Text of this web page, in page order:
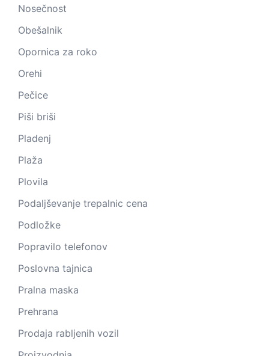
Nosečnost
Obešalnik
Opornica za roko
Orehi
Pečice
Piši briši
Pladenj
Plaža
Plovila
Podaljševanje trepalnic cena
Podložke
Popravilo telefonov
Poslovna tajnica
Pralna maska
Prehrana
Prodaja rabljenih vozil